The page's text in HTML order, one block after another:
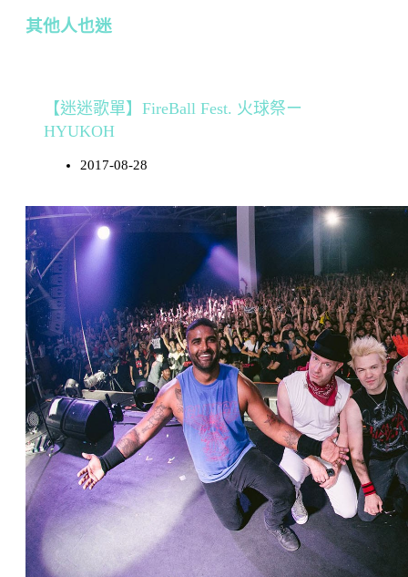
其他人也迷
【迷迷歌單】FireBall Fest. 火球祭ー
HYUKOH
2017-08-28